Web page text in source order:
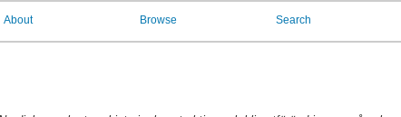
About Browse Search